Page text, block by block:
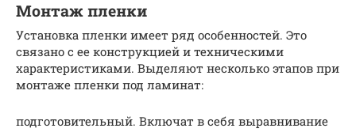
Монтаж пленки
Установка пленки имеет ряд особенностей. Это
связано с ее конструкцией и техническими
характеристиками. Выделяют несколько этапов при
монтаже пленки под ламинат:
подготовительный. Включат в себя выравнивание